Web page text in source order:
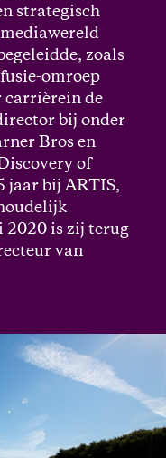
strategisch
zoals
omroep
carrièrein de
bij onder
Bros en
of
jaar bij ARTIS,
2020 is zij terug
van